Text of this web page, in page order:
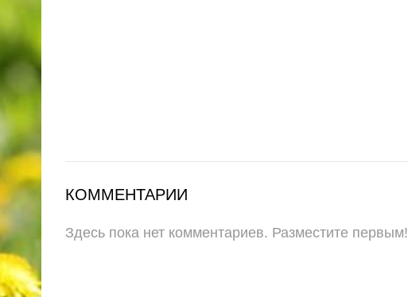
КОММЕНТАРИИ
Здесь пока нет комментариев. Разместите первым!